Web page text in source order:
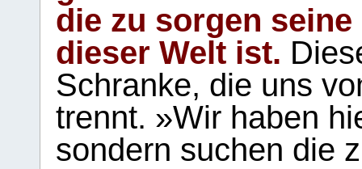
die zu sorgen
dieser Welt ist.
Schranke, die uns
trennt. »Wir haben
sondern suchen die